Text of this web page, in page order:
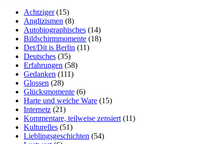
Achtziger(15)
Anglizismen (8)
Autobiographisches (14)
Bildschirmmomente (18)
Det/Dit is Berlin (11)
Deutsches (35)
Erfahrungen (58)
Gedanken (111)
Glossen (28)
Glücksmomente (6)
Harte und weiche Ware (15)
Internetz (21)
Kommentare, teilweise zensiert (11)
Kulturelles (51)
Lieblingsgeschichten (54)